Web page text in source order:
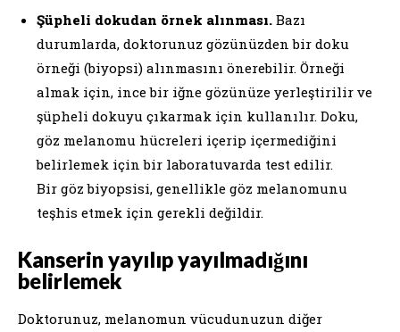
Şüpheli dokudan örnek alınması. Bazı
durumlarda, doktorunuz gözünüzden bir doku
örneği (biyopsi) alınmasını önerebilir. Örneği
almak için, ince bir iğne gözünüze yerleştirilir ve
şüpheli dokuyu çıkarmak için kullanılır. Doku,
göz melanomu hücreleri içerip içermediğini
belirlemek için bir laboratuvarda test edilir.
Bir göz biyopsisi, genellikle göz melanomunu
teşhis etmek için gerekli değildir.
Kanserin yayılıp yayılmadığını
belirlemek
Doktorunuz, melanomun vücudunuzun diğer